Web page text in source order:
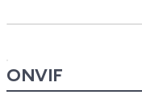
ONVIF